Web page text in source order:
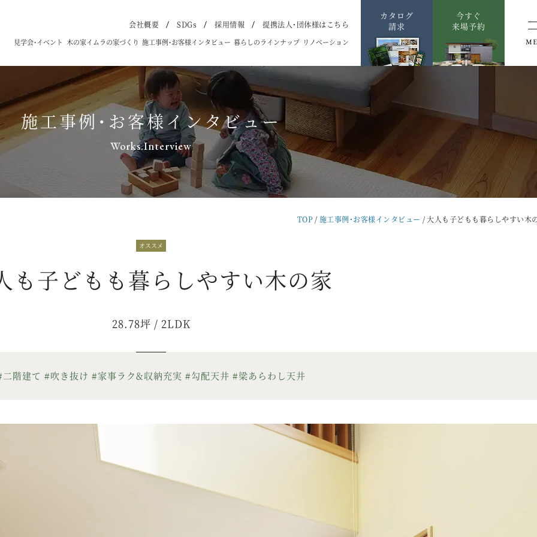
会社概要 SDGs 採用情報 提携法人・団体様はこちら
見学会・イベント 木の家イムラの家づくり 施工事例・お客様インタビュー 暮らしのラインナップ リノベーション
カタログ
請求
今すぐ
来場予約
施工事例・お客様インタビュー
Works.Interview
TOP 施工事例・お客様インタビュー 大人も子どもも暮らしやすい木
オススメ
も子どもも暮らしやすい木の家
28.78坪 / 2LDK
階建て #吹き抜け #家事ラク&収納充実 #勾配天井 #梁あらわし天井